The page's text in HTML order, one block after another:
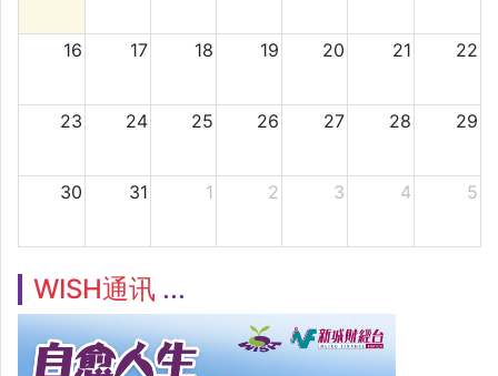
16 17 18 19 20 21 22
23 24 25 26 27 28 29
30 31 1 2 3 4 5
WISH通讯